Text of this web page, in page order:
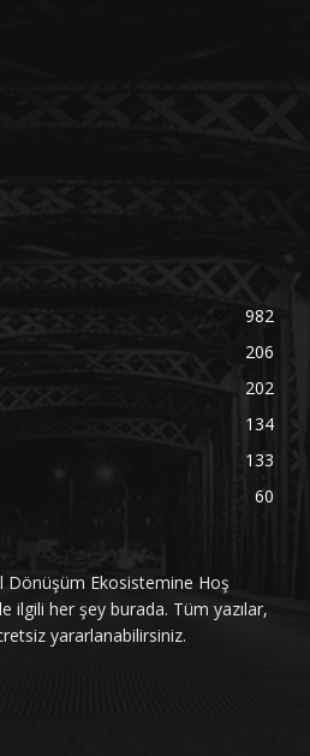
982
206
202
134
133
60
Dönüşüm Ekosistemine Hoş
ilgili her şey burada. Tüm yazılar,
yararlanabilirsiniz.